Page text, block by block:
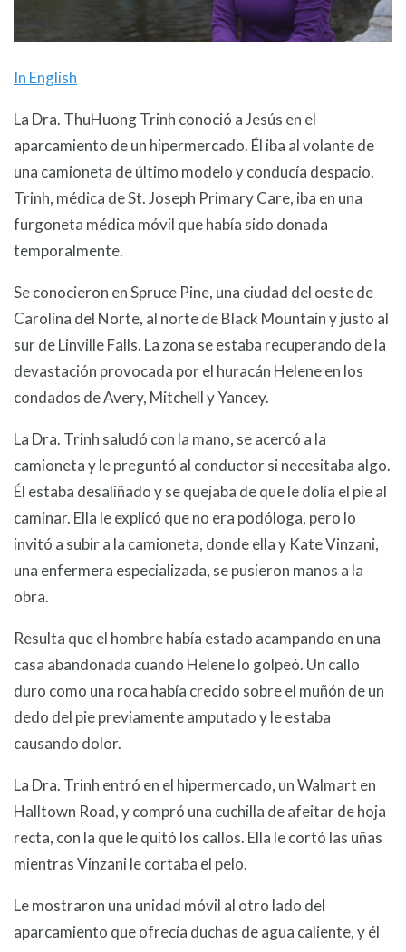
In English
La Dra. ThuHuong Trinh conoció a Jesús en el
aparcamiento de un hipermercado. Él iba al volante de
una camioneta de último modelo y conducía despacio.
Trinh, médica de St. Joseph Primary Care, iba en una
furgoneta médica móvil que había sido donada
temporalmente.
Se conocieron en Spruce Pine, una ciudad del oeste de
Carolina del Norte, al norte de Black Mountain y justo al
sur de Linville Falls. La zona se estaba recuperando de la
devastación provocada por el huracán Helene en los
condados de Avery, Mitchell y Yancey.
La Dra. Trinh saludó con la mano, se acercó a la
camioneta y le preguntó al conductor si necesitaba algo.
Él estaba desaliñado y se quejaba de que le dolía el pie al
caminar. Ella le explicó que no era podóloga, pero lo
invitó a subir a la camioneta, donde ella y Kate Vinzani,
una enfermera especializada, se pusieron manos a la
obra.
Resulta que el hombre había estado acampando en una
casa abandonada cuando Helene lo golpeó. Un callo
duro como una roca había crecido sobre el muñón de un
dedo del pie previamente amputado y le estaba
causando dolor.
La Dra. Trinh entró en el hipermercado, un Walmart en
Halltown Road, y compró una cuchilla de afeitar de hoja
recta, con la que le quitó los callos. Ella le cortó las uñas
mientras Vinzani le cortaba el pelo.
Le mostraron una unidad móvil al otro lado del
aparcamiento que ofrecía duchas de agua caliente, y él